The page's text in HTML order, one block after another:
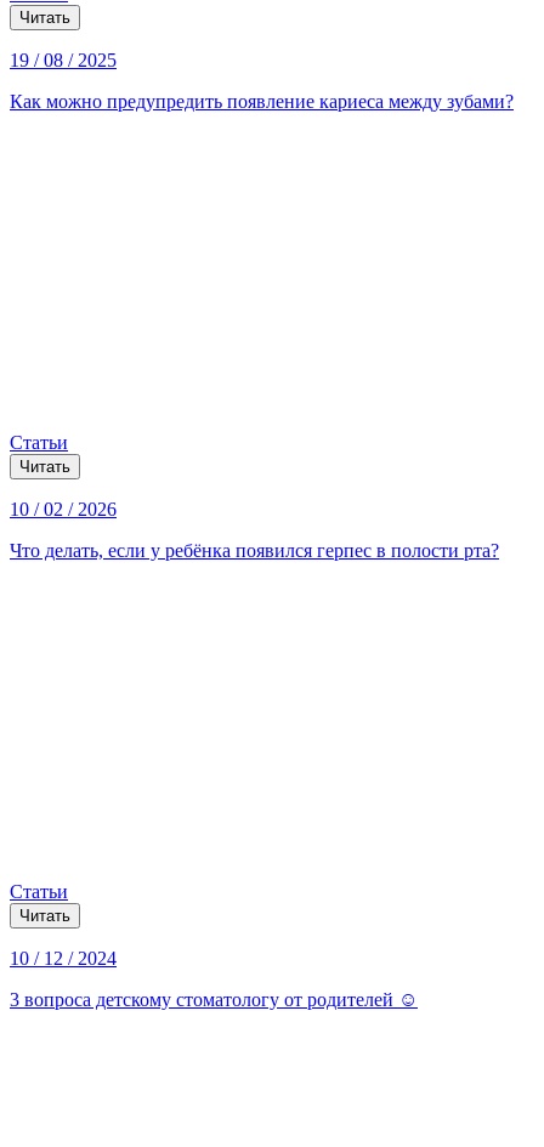
Читать
19 / 08 / 2025
Как можно предупредить появление кариеса между зубами?
Статьи
Читать
10 / 02 / 2026
Что делать, если у ребёнка появился герпес в полости рта?
Статьи
Читать
10 / 12 / 2024
3 вопроса детскому стоматологу от родителей ☺️